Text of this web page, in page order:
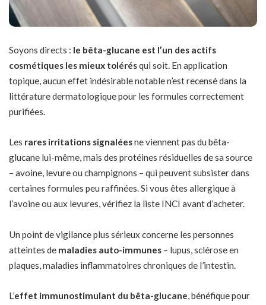
Soyons directs : le bêta-glucane est l’un des actifs
cosmétiques les mieux tolérésqui soit. En application
topique, aucun effet indésirable notable n’est recensé dans la
littérature dermatologique pour les formules correctement
purifiées.
Les rares irritations signaléesne viennent pas du bêta-
glucane lui-même, mais des protéines résiduelles de sa source
– avoine, levure ou champignons – qui peuvent subsister dans
certaines formules peu raffinées. Si vous êtes allergique à
l’avoine ou aux levures, vérifiez la liste INCI avant d’acheter.
Un point de vigilance plus sérieux concerne les personnes
atteintes de maladies auto-immunes – lupus, sclérose en
plaques, maladies inflammatoires chroniques de l’intestin.
L’effet immunostimulant du bêta-glucane, bénéfique pour